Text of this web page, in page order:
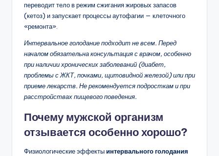
переводит тело в режим сжигания жировых запасов
(кетоз) и запускает процессы аутофагии — клеточного
«ремонта».
Интервальное голодание подходит не всем. Перед
началом обязательна консультация с врачом, особенно
при наличии хронических заболеваний (диабет,
проблемы с ЖКТ, почками, щитовидной железой) или при
приеме лекарств. Не рекомендуется подросткам и при
расстройствах пищевого поведения.
Почему мужской организм
отзывается особенно хорошо?
Физиологические эффектыинтервального голодания